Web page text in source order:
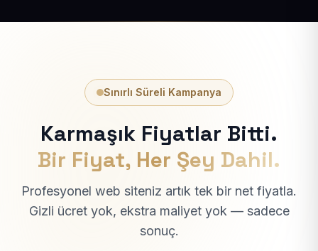
Sınırlı Süreli Kampanya
Karmaşık Fiyatlar Bitti.
Bir Fiyat, Her Şey Dahil.
Profesyonel web siteniz artık tek bir net fiyatla.
Gizli ücret yok, ekstra maliyet yok — sadece
sonuç.